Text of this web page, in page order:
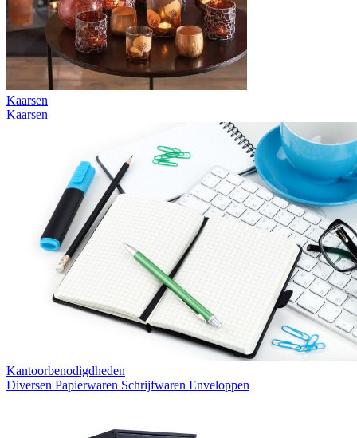
Kaarsen
Kaarsen
Kantoorbenodigdheden
Diversen Papierwaren Schrijfwaren Enveloppen